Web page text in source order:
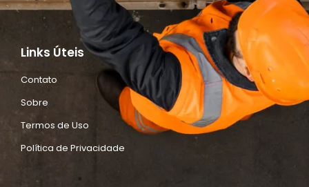
Links Úteis
Contato
Sobre
Termos de Uso
Política de Privacidade